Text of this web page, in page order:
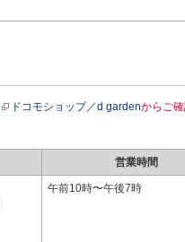
ドコモショップ／d gardenからご確
営業時間
午前10時〜午後7時